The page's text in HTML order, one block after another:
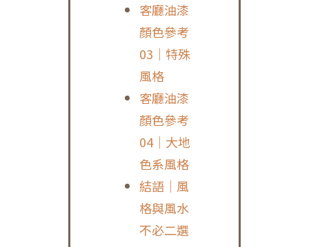
客廳油漆
顏色參考
03｜特殊
風格
客廳油漆
顏色參考
04｜大地
色系風格
結語｜風
格與風水
不必二選